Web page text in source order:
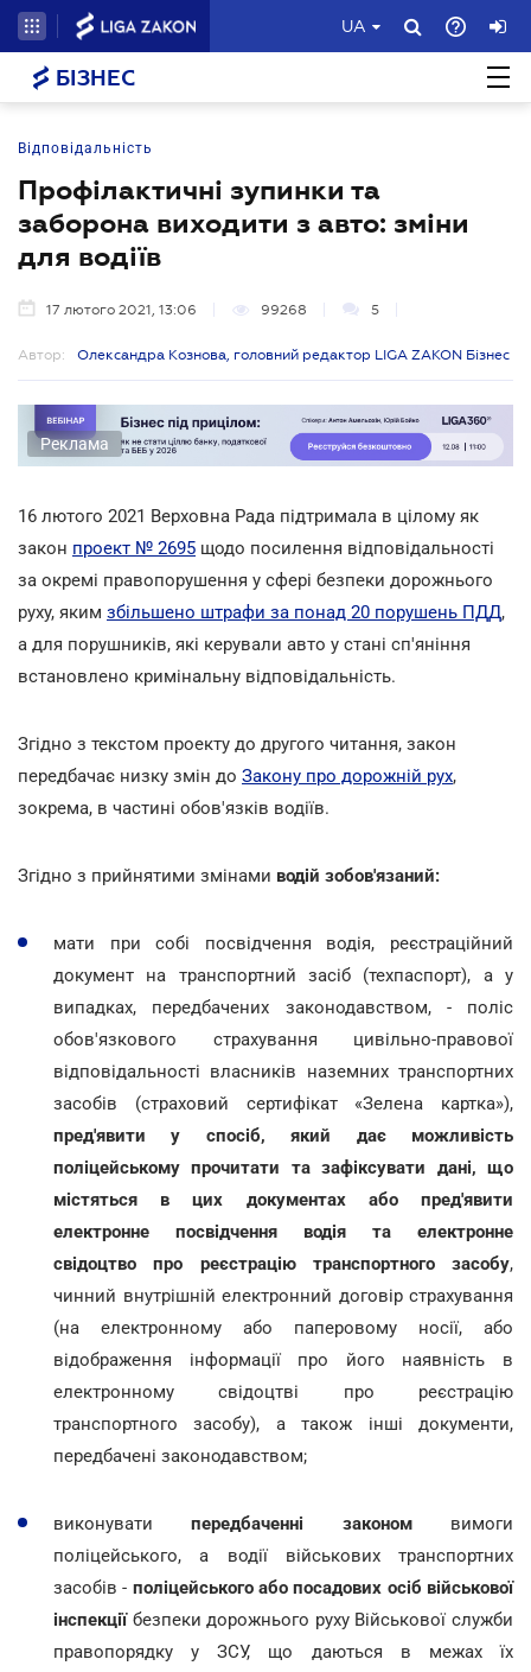
UA
БІЗНЕС
Відповідальність
Профілактичні зупинки та
заборона виходити з авто: зміни
для водіїв
17 лютого 2021, 13:06 99268 5
Автор: Олександра Кознова, головний редактор LIGA ZAKON Бізнес
Реклама
16 лютого 2021 Верховна Рада підтримала в цілому як
закон проект № 2695 щодо посилення відповідальності
за окремі правопорушення у сфері безпеки дорожнього
руху, яким збільшено штрафи за понад 20 порушень ПДД,
а для порушників, які керували авто у стані сп'яніння
встановлено кримінальну відповідальність.
Згідно з текстом проекту до другого читання, закон
передбачає низку змін до Закону про дорожній рух,
зокрема, в частині обов'язків водіїв.
Згідно з прийнятими змінами водій зобов'язаний:
мати при собі посвідчення водія, реєстраційний
документ на транспортний засіб (техпаспорт), а у
випадках, передбачених законодавством, - поліс
обов'язкового страхування цивільно-правової
відповідальності власників наземних транспортних
засобів (страховий сертифікат «Зелена картка»),
пред'явити у спосіб, який дає можливість
поліцейському прочитати та зафіксувати дані, що
містяться в цих документах або пред'явити
електронне посвідчення водія та електронне
свідоцтво про реєстрацію транспортного засобу,
чинний внутрішній електронний договір страхування
(на електронному або паперовому носії, або
відображення інформації про його наявність в
електронному свідоцтві про реєстрацію
транспортного засобу), а також інші документи,
передбачені законодавством;
виконувати передбаченні закономвимоги
поліцейського, а водії військових транспортних
засобів - поліцейського або посадових осіб військової
інспекції безпеки дорожнього руху Військової служби
правопорядку у ЗСУ, що даються в межах їх